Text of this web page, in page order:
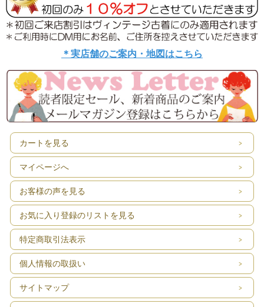
＊実店舗のご案内・地図はこちら
カートを見る
マイページへ
お客様の声を見る
お気に入り登録のリストを見る
特定商取引法表示
個人情報の取扱い
サイトマップ